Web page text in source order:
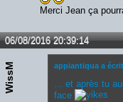
Merci Jean ça
06/08/2016 20:39:14
WissM appiantiqua a
... et après tu
face